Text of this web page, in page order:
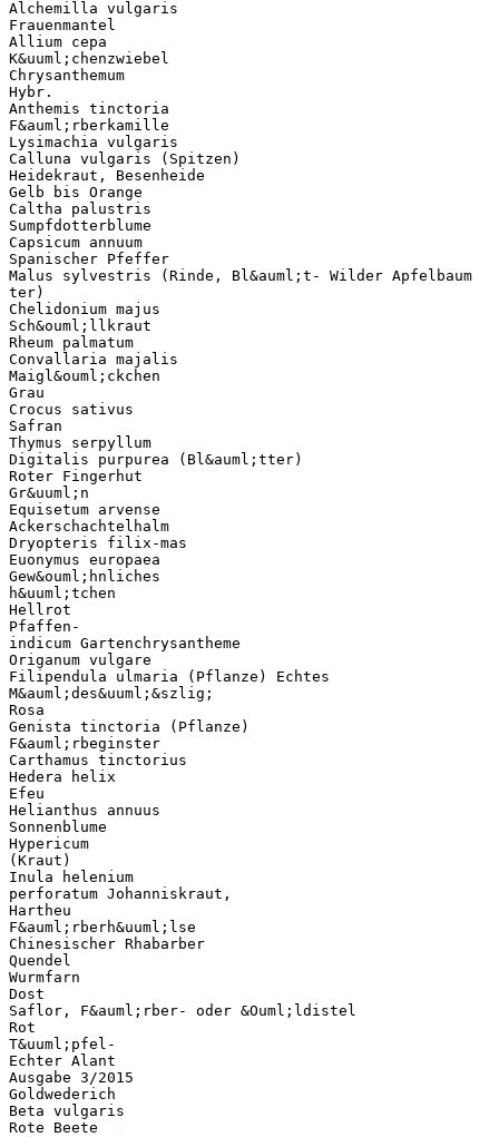
Alchemilla vulgaris
Frauenmantel
Allium cepa
K&uuml;chenzwiebel
Chrysanthemum
Hybr.
Anthemis tinctoria
F&auml;rberkamille
Lysimachia vulgaris
Calluna vulgaris (Spitzen)
Heidekraut, Besenheide
Gelb bis Orange
Caltha palustris
Sumpfdotterblume
Capsicum annuum
Spanischer Pfeffer
Malus sylvestris (Rinde, Bl&auml;t- Wilder Apfelbaum
ter)
Chelidonium majus
Sch&ouml;llkraut
Rheum palmatum
Convallaria majalis
Maigl&ouml;ckchen
Grau
Crocus sativus
Safran
Thymus serpyllum
Digitalis purpurea (Bl&auml;tter)
Roter Fingerhut
Gr&uuml;n
Equisetum arvense
Ackerschachtelhalm
Dryopteris filix-mas
Euonymus europaea
Gew&ouml;hnliches
h&uuml;tchen
Hellrot
Pfaffen-
indicum Gartenchrysantheme
Origanum vulgare
Filipendula ulmaria (Pflanze) Echtes
M&auml;des&uuml;&szlig;
Rosa
Genista tinctoria (Pflanze)
F&auml;rbeginster
Carthamus tinctorius
Hedera helix
Efeu
Helianthus annuus
Sonnenblume
Hypericum
(Kraut)
Inula helenium
perforatum Johanniskraut,
Hartheu
F&auml;rberh&uuml;lse
Chinesischer Rhabarber
Quendel
Wurmfarn
Dost
Saflor, F&auml;rber- oder &Ouml;ldistel
Rot
T&uuml;pfel-
Echter Alant
Ausgabe 3/2015
Goldwederich
Beta vulgaris
Rote Beete